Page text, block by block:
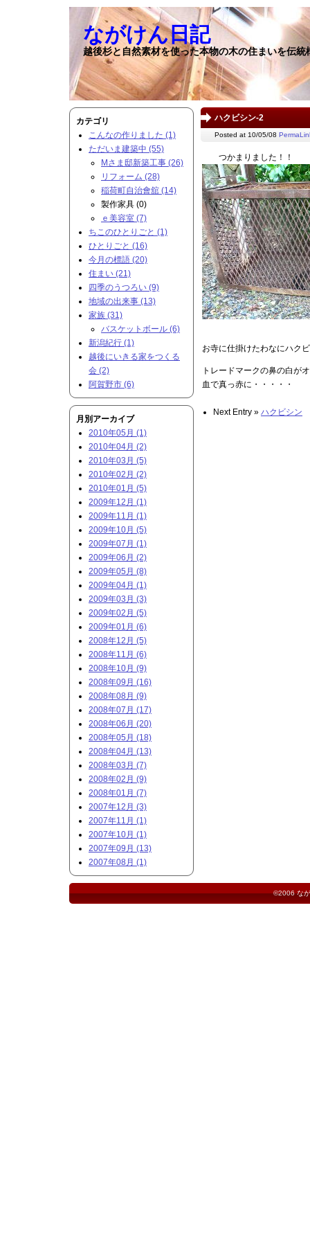
ながけん日記
越後杉と自然素材を使った本物の木の住まいを伝
ハクビシン-2
Posted at 10/05/08
つかまりました！！
お寺に仕掛けたわなにハク
トレードマークの鼻の白が
血で真っ赤に・・・・・
Next Entry » ハクビシン
カテゴリ
こんなの作りました (1)
ただいま建築中 (55)
Mさま邸新築工事 (26)
リフォーム (28)
稲荷町自治會舘 (14)
製作家具 (0)
ｅ美容室 (7)
ちこのひとりごと (1)
ひとりごと (16)
今月の標語 (20)
住まい (21)
四季のうつろい (9)
地域の出来事 (13)
家族 (31)
バスケットボール (6)
新潟紀行 (1)
越後にいきる家をつくる
会 (2)
阿賀野市 (6)
月別アーカイブ
2010年05月 (1)
2010年04月 (2)
2010年03月 (5)
2010年02月 (2)
2010年01月 (5)
2009年12月 (1)
2009年11月 (1)
2009年10月 (5)
2009年07月 (1)
2009年06月 (2)
2009年05月 (8)
2009年04月 (1)
2009年03月 (3)
2009年02月 (5)
2009年01月 (6)
2008年12月 (5)
2008年11月 (6)
2008年10月 (9)
2008年09月 (16)
2008年08月 (9)
2008年07月 (17)
2008年06月 (20)
2008年05月 (18)
2008年04月 (13)
2008年03月 (7)
2008年02月 (9)
2008年01月 (7)
2007年12月 (3)
2007年11月 (1)
2007年10月 (1)
2007年09月 (13)
2007年08月 (1)
©2006な